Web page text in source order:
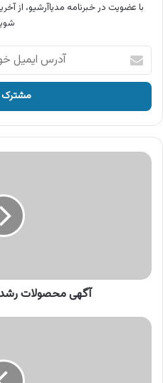
با عضویت در خبرنامه مدیاآرشیو، از
آدرس
ایمیل
خود
وارد
کنید
آگهی
آگهی محصولات
آگهی